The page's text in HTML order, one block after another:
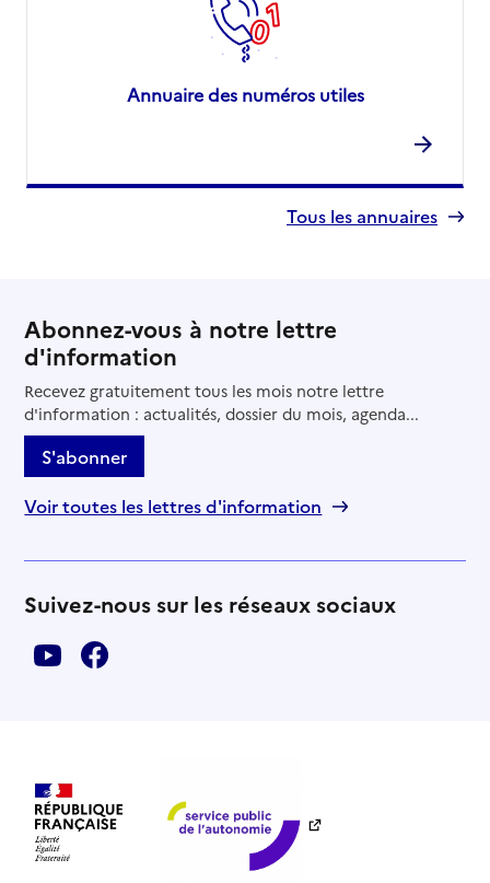
Annuaire des numéros utiles
Tous les annuaires
Abonnez-vous à notre lettre
d'information
Recevez gratuitement tous les mois notre lettre
d'information : actualités, dossier du mois, agenda...
S'abonner
Voir toutes les lettres d'information
Suivez-nous sur les réseaux sociaux